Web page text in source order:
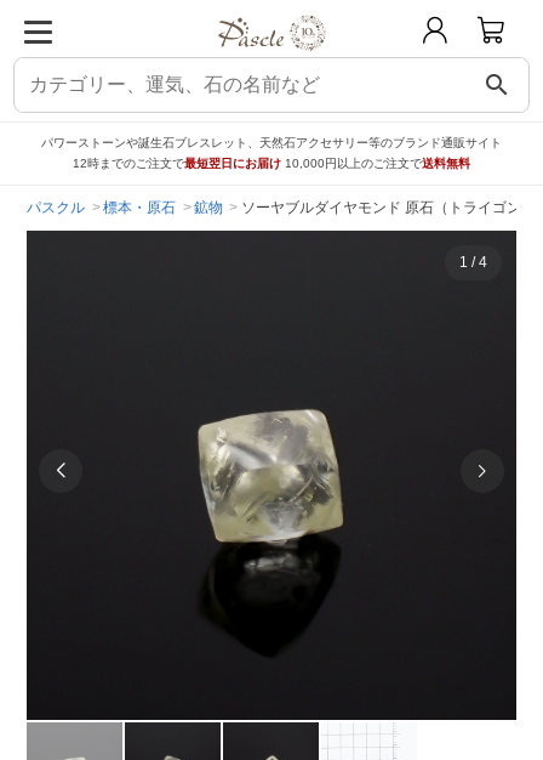
search
パワーストーンや誕生石ブレスレット、天然石アクセサリー等のブランド通販サイト
12時までのご注文で最短翌日にお届け 10,000円以上のご注文で送料無料
パスクル 標本・原石 鉱物 ソーヤブルダイヤモンド 原石（トライゴン
1 /4